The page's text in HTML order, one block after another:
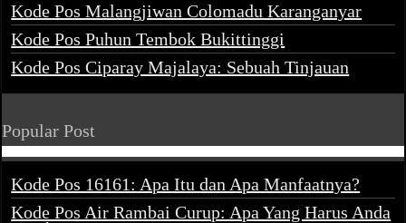
Kode Pos Malangjiwan Colomadu Karanganyar
Kode Pos Puhun Tembok Bukittinggi
Kode Pos Ciparay Majalaya: Sebuah Tinjauan
Popular Post
Kode Pos 16161: Apa Itu dan Apa Manfaatnya?
Kode Pos Air Rambai Curup: Apa Yang Harus Anda